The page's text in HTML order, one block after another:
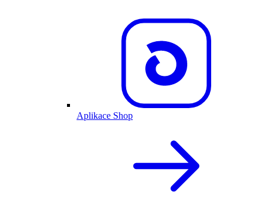
Aplikace Shop